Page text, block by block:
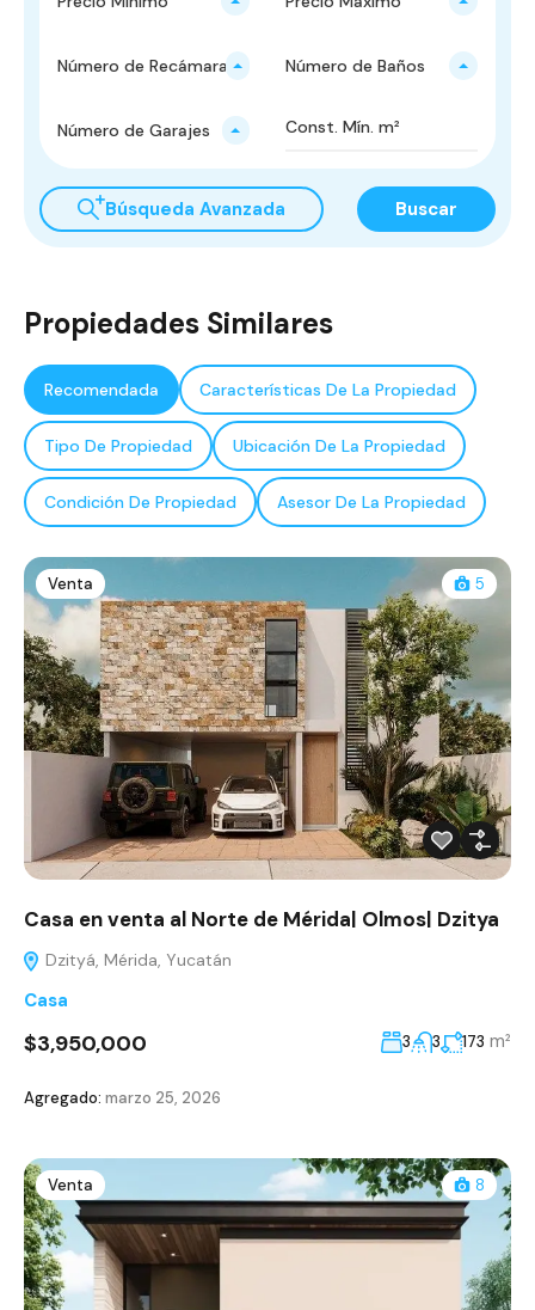
Número de Recámaras Número de Baños
Número de Garajes
Búsqueda Avanzada Buscar
Propiedades Similares
Recomendada Características De La Propiedad
Tipo De Propiedad Ubicación De La Propiedad
Condición De Propiedad Asesor De La Propiedad
Venta 5
Casa en venta al Norte de Mérida| Olmos| Dzitya
Dzityá, Mérida, Yucatán
Casa
$3,950,000 3 3 173 m²
Agregado: marzo 25, 2026
Venta 8